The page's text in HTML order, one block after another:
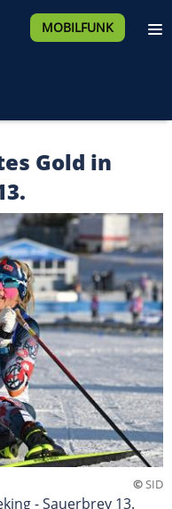
MOBILFUNK
Gold in
©SID
- Sauerbrey 13.